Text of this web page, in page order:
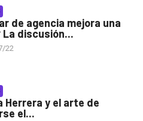
de agencia mejora una
La discusión...
22
Herrera y el arte de
el...